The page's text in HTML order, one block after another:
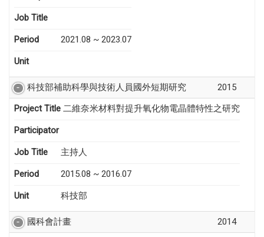
Job Title
Period 2021.08 ~ 2023.07
Unit
科技部補助科學與技術人員國外短期研究
2015
Project Title 二維奈米材料對提升氧化物電晶體特性之研究
Participator
Job Title 主持人
Period 2015.08 ~ 2016.07
Unit 科技部
國科會計畫
2014